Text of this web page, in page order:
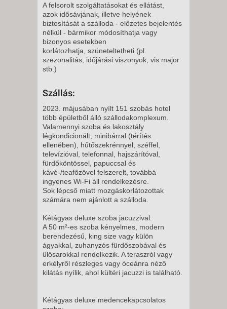
A felsorolt szolgáltatásokat és ellátást,
azok idősávjának, illetve helyének
biztosítását a szálloda - előzetes bejelentés
nélkül - bármikor módosíthatja vagy
bizonyos esetekben
korlátozhatja, szüneteltetheti (pl.
szezonalitás, időjárási viszonyok, vis major
stb.)
Szállás:
2023. májusában nyílt 151 szobás hotel
több épületből álló szállodakomplexum.
Valamennyi szoba és lakosztály
légkondicionált, minibárral (térítés
ellenében), hűtőszekrénnyel, széffel,
televízióval, telefonnal, hajszárítóval,
fürdőköntössel, papuccsal és
kávé-/teafőzővel felszerelt, továbbá
ingyenes Wi-Fi áll rendelkezésre.
Sok lépcső miatt mozgáskorlátozottak
számára nem ajánlott a szálloda.
Kétágyas deluxe szoba jacuzzival:
A 50 m²-es szoba kényelmes, modern
berendezésű, king size vagy külön
ágyakkal, zuhanyzós fürdőszobával és
ülősarokkal rendelkezik. A teraszról vagy
erkélyről részleges vagy óceánra néző
kilátás nyílik, ahol kültéri jacuzzi is található.
Kétágyas deluxe medencekapcsolatos